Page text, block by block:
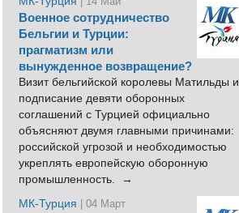
Военное сотрудничество
Бельгии и Турции:
прагматизм или
вынужденное возвращение?
Визит бельгийской королевы Матильды и
подписание девяти оборонных
соглашений с Турцией официально
объясняют двумя главными причинами:
российской угрозой и необходимостью
укреплять европейскую оборонную
промышленность. →
МК-Турция
| 04 Март